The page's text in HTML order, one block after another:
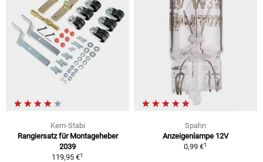
Kern-Stabi
Rangiersatz für Montageheber
2039
119,95 €1
Spahn
Anzeigenlampe 12V
0,99 €1